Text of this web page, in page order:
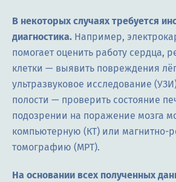
В некоторых случаях требуется
диагностика. Например,
помогает оценить работу сердца,
клетки — выявить повреждения
ультразвуковое исследование
полости — проверить состояние
подозрении на поражение мозга
компьютерную (КТ) или магнитно-
томографию (МРТ).
На основании всех полученных